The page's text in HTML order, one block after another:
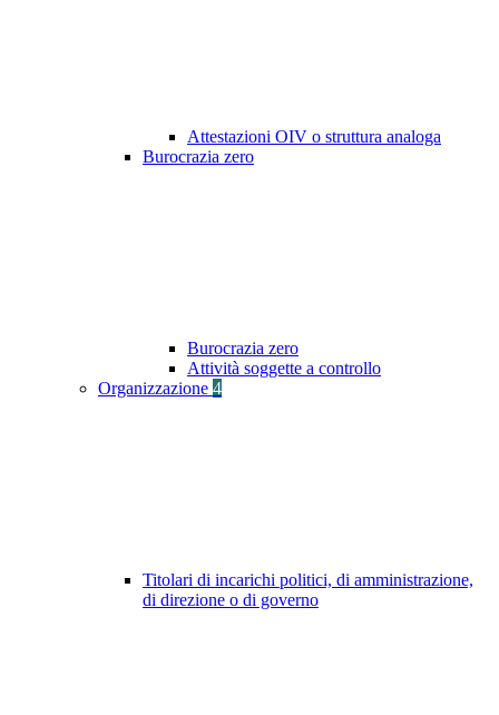
Attestazioni OIV o struttura analoga
Burocrazia zero
Burocrazia zero
Attività soggette a controllo
Organizzazione 4
Titolari di incarichi politici, di amministrazione,
di direzione o di governo